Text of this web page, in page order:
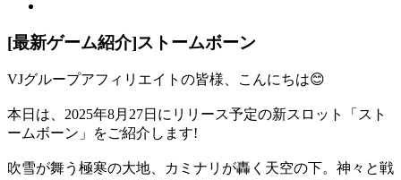
Image
[最新ゲーム紹介]ストームボーン
VJグループアフィリエイトの皆様、こんにちは😊
本日は、2025年8月27日にリリース予定の新スロット「スト
ームボーン」をご紹介します!
吹雪が舞う極寒の大地、カミナリが轟く天空の下。神々と戦